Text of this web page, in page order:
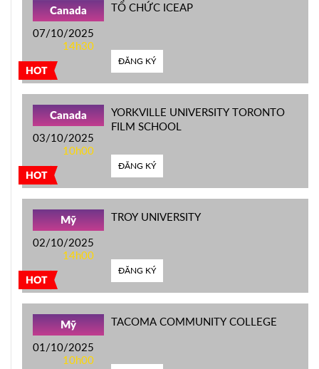
HOT
Canada
07/10/2025
14h30
TỔ CHỨC ICEAP
ĐĂNG KÝ
HOT
Canada
03/10/2025
10h00
YORKVILLE UNIVERSITY TORONTO
FILM SCHOOL
ĐĂNG KÝ
HOT
Mỹ
02/10/2025
14h00
TROY UNIVERSITY
ĐĂNG KÝ
Mỹ
01/10/2025
10h00
TACOMA COMMUNITY COLLEGE